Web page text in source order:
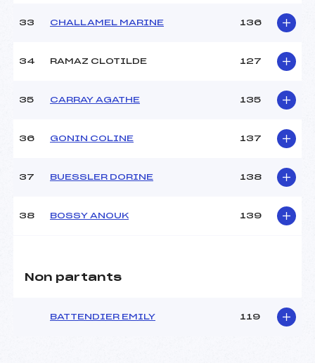
33 CHALLAMEL MARINE 136
34 RAMAZ CLOTILDE 127
35 CARRAY AGATHE 135
36 GONIN COLINE 137
37 BUESSLER DORINE 138
38 BOSSY ANOUK 139
Non partants
BATTENDIER EMILY 119